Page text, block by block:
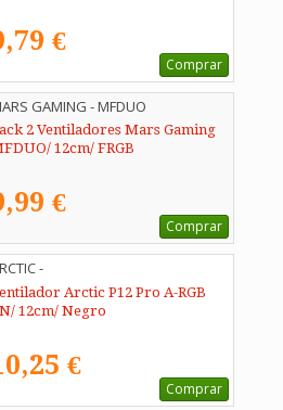
€
Comprar
GAMING - MFDUO
2 Ventiladores Mars Gaming
12cm/ FRGB
€
Comprar
-
Arctic P12 Pro A-RGB
12cm/ Negro
€
Comprar